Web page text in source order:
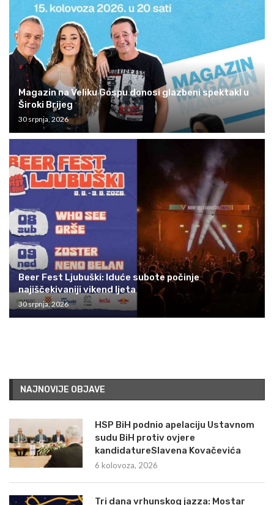
Magazin na Veliku Gospu donosi glazbeni spektakl u
Široki Brijeg
30 srpnja, 2026
Beer Fest Ljubuški: Iduće subote počinje
najiščekivaniji vikend ljeta
30 srpnja, 2026
NAJNOVIJE OBJAVE
HSP BiH podnio apelaciju Ustavnom
sudu BiH protiv ovjere
kandidatureSlavena Kovačevića
6 kolovoza, 2026
Tri dana vrhunskog jazza: Mostar